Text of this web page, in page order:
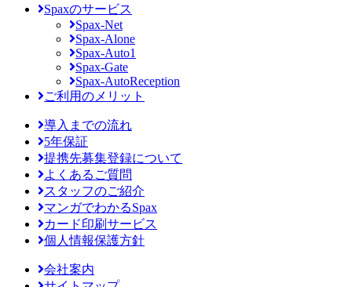
Spaxのサービス
Spax-Net
Spax-Alone
Spax-Auto1
Spax-Gate
Spax-AutoReception
ご利用のメリット
導入までの流れ
5年保証
提携先募集登録について
よくあるご質問
スタッフのご紹介
マンガでわかるSpax
カード印刷サービス
個人情報保護方針
会社案内